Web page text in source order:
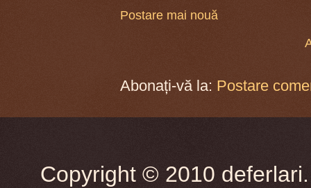
Postare mai nouă
Abonați-vă la: Postare
Copyright © 2010